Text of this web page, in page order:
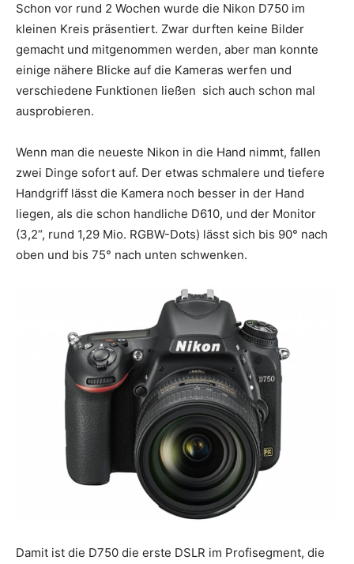
Schon vor rund 2 Wochen wurde die Nikon D750 im
kleinen Kreis präsentiert. Zwar durften keine Bilder
gemacht und mitgenommen werden, aber man konnte
einige nähere Blicke auf die Kameras werfen und
verschiedene Funktionen ließen sich auch schon mal
ausprobieren.
Wenn man die neueste Nikon in die Hand nimmt, fallen
zwei Dinge sofort auf. Der etwas schmalere und tiefere
Handgriff lässt die Kamera noch besser in der Hand
liegen, als die schon handliche D610, und der Monitor
(3,2“, rund 1,29 Mio. RGBW-Dots) lässt sich bis 90° nach
oben und bis 75° nach unten schwenken.
Damit ist die D750 die erste DSLR im Profisegment, die